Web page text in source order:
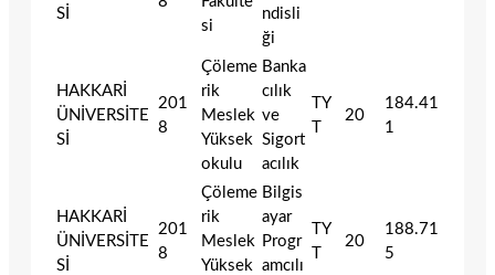
Sİ
si
ndisli
ği
HAKKARİ
ÜNİVERSİTE
Sİ
201
8
Çöleme
rik
Meslek
Yüksek
okulu
Banka
cılık
ve
Sigort
acılık
TY
T
20
184.41
1
HAKKARİ
ÜNİVERSİTE
Sİ
201
8
Çöleme
rik
Meslek
Yüksek
Bilgis
ayar
Progr
amcılı
TY
T
20
188.71
5